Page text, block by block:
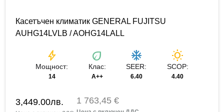
Касетъчен климатик GENERAL FUJITSU
AUHG14LVLB / AOHG14LALL
bolt
Мощност:
14
eco
Клас:
A++
ac_unit
SEER:
6.40
wb_sunny
SCOP:
4.40
3,449.00лв. 1 763,45 €